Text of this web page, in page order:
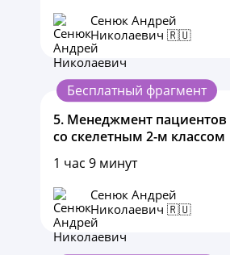
Сенюк Андрей
Николаевич 🇷🇺
Бесплатный фрагмент
5. Менеджмент пациентов
со скелетным 2-м классом
1 час 9 минут
Сенюк Андрей
Николаевич 🇷🇺